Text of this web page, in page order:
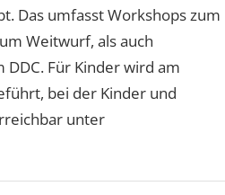
Das umfasst Workshops zum
Weitwurf, als auch
Für Kinder wird am
bei der Kinder und
unter